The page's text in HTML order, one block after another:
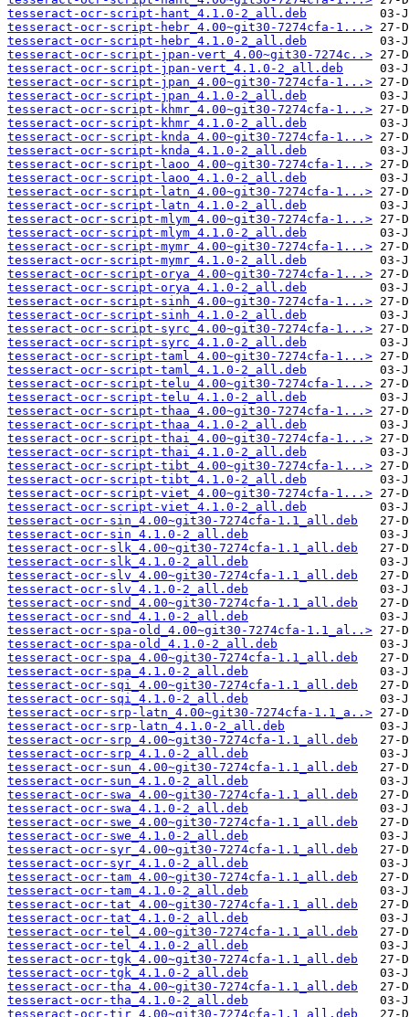
tesseract-ocr-script-hant_4.1.0-2_all.deb
tesseract-ocr-script-hebr_4.00~git30-7274cfa-1...>
tesseract-ocr-script-hebr_4.1.0-2_all.deb
tesseract-ocr-script-jpan-vert_4.00~git30-7274c..>
tesseract-ocr-script-jpan-vert_4.1.0-2_all.deb
tesseract-ocr-script-jpan_4.00~git30-7274cfa-1...>
tesseract-ocr-script-jpan_4.1.0-2_all.deb
tesseract-ocr-script-khmr_4.00~git30-7274cfa-1...>
tesseract-ocr-script-khmr_4.1.0-2_all.deb
tesseract-ocr-script-knda_4.00~git30-7274cfa-1...>
tesseract-ocr-script-knda_4.1.0-2_all.deb
tesseract-ocr-script-laoo_4.00~git30-7274cfa-1...>
tesseract-ocr-script-laoo_4.1.0-2_all.deb
tesseract-ocr-script-latn_4.00~git30-7274cfa-1...>
tesseract-ocr-script-latn_4.1.0-2_all.deb
tesseract-ocr-script-mlym_4.00~git30-7274cfa-1...>
tesseract-ocr-script-mlym_4.1.0-2_all.deb
tesseract-ocr-script-mymr_4.00~git30-7274cfa-1...>
tesseract-ocr-script-mymr_4.1.0-2_all.deb
tesseract-ocr-script-orya_4.00~git30-7274cfa-1...>
tesseract-ocr-script-orya_4.1.0-2_all.deb
tesseract-ocr-script-sinh_4.00~git30-7274cfa-1...>
tesseract-ocr-script-sinh_4.1.0-2_all.deb
tesseract-ocr-script-syrc_4.00~git30-7274cfa-1...>
tesseract-ocr-script-syrc_4.1.0-2_all.deb
tesseract-ocr-script-taml_4.00~git30-7274cfa-1...>
tesseract-ocr-script-taml_4.1.0-2_all.deb
tesseract-ocr-script-telu_4.00~git30-7274cfa-1...>
tesseract-ocr-script-telu_4.1.0-2_all.deb
tesseract-ocr-script-thaa_4.00~git30-7274cfa-1...>
tesseract-ocr-script-thaa_4.1.0-2_all.deb
tesseract-ocr-script-thai_4.00~git30-7274cfa-1...>
tesseract-ocr-script-thai_4.1.0-2_all.deb
tesseract-ocr-script-tibt_4.00~git30-7274cfa-1...>
tesseract-ocr-script-tibt_4.1.0-2_all.deb
tesseract-ocr-script-viet_4.00~git30-7274cfa-1...>
tesseract-ocr-script-viet_4.1.0-2_all.deb
tesseract-ocr-sin_4.00~git30-7274cfa-1.1_all.deb
tesseract-ocr-sin_4.1.0-2_all.deb
tesseract-ocr-slk_4.00~git30-7274cfa-1.1_all.deb
tesseract-ocr-slk_4.1.0-2_all.deb
tesseract-ocr-slv_4.00~git30-7274cfa-1.1_all.deb
tesseract-ocr-slv_4.1.0-2_all.deb
tesseract-ocr-snd_4.00~git30-7274cfa-1.1_all.deb
tesseract-ocr-snd_4.1.0-2_all.deb
tesseract-ocr-spa-old_4.00~git30-7274cfa-1.1_al..>
tesseract-ocr-spa-old_4.1.0-2_all.deb
tesseract-ocr-spa_4.00~git30-7274cfa-1.1_all.deb
tesseract-ocr-spa_4.1.0-2_all.deb
tesseract-ocr-sqi_4.00~git30-7274cfa-1.1_all.deb
tesseract-ocr-sqi_4.1.0-2_all.deb
tesseract-ocr-srp-latn_4.00~git30-7274cfa-1.1_a..>
tesseract-ocr-srp-latn_4.1.0-2_all.deb
tesseract-ocr-srp_4.00~git30-7274cfa-1.1_all.deb
tesseract-ocr-srp_4.1.0-2_all.deb
tesseract-ocr-sun_4.00~git30-7274cfa-1.1_all.deb
tesseract-ocr-sun_4.1.0-2_all.deb
tesseract-ocr-swa_4.00~git30-7274cfa-1.1_all.deb
tesseract-ocr-swa_4.1.0-2_all.deb
tesseract-ocr-swe_4.00~git30-7274cfa-1.1_all.deb
tesseract-ocr-swe_4.1.0-2_all.deb
tesseract-ocr-syr_4.00~git30-7274cfa-1.1_all.deb
tesseract-ocr-syr_4.1.0-2_all.deb
tesseract-ocr-tam_4.00~git30-7274cfa-1.1_all.deb
tesseract-ocr-tam_4.1.0-2_all.deb
tesseract-ocr-tat_4.00~git30-7274cfa-1.1_all.deb
tesseract-ocr-tat_4.1.0-2_all.deb
tesseract-ocr-tel_4.00~git30-7274cfa-1.1_all.deb
tesseract-ocr-tel_4.1.0-2_all.deb
tesseract-ocr-tgk_4.00~git30-7274cfa-1.1_all.deb
tesseract-ocr-tgk_4.1.0-2_all.deb
tesseract-ocr-tha_4.00~git30-7274cfa-1.1_all.deb
tesseract-ocr-tha_4.1.0-2_all.deb
tesseract-ocr-tir_4.00~git30-7274cfa-1.1_all.deb